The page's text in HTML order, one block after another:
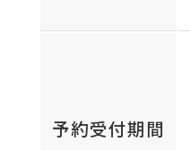
予約受付期間